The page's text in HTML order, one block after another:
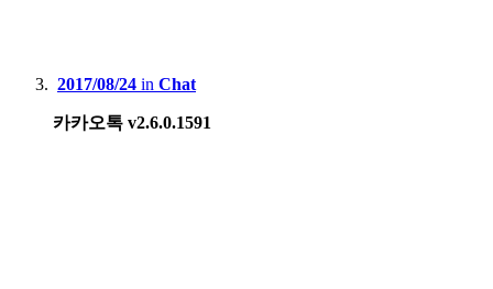
2017/08/24 in Chat
카카오톡 v2.6.0.1591